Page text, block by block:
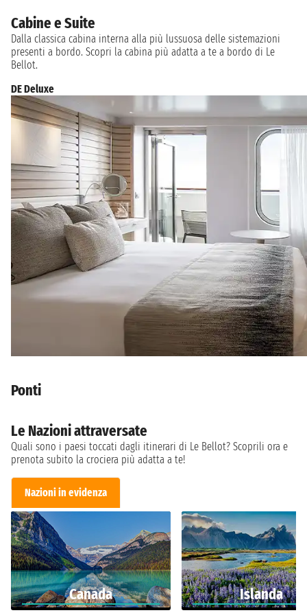
Cabine e Suite
Dalla classica cabina interna alla più lussuosa delle sistemazioni
presenti a bordo. Scopri la cabina più adatta a te a bordo di Le
Bellot.
DE Deluxe
Ponti
Le Nazioni attraversate
Quali sono i paesi toccati dagli itinerari di Le Bellot? Scoprili ora e
prenota subito la crociera più adatta a te!
Nazioni in evidenza
Canada Islanda